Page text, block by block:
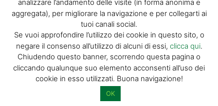
© GIORGIO TESI EDITRICE S.R.L. | P.IVA
01732650476 | VIA DI BADIA 14 – 51100 LOC.
BOTTEGONE (PISTOIA) |POWERED BY
ALLYMIND
Cookie Policy
Condizioni
di vendita|Site Map
analizzare l’andamento delle visite (in forma anonima e
aggregata), per migliorare la navigazione e per collegarti ai
tuoi canali social.
Se vuoi approfondire l’utilizzo dei cookie in questo sito, o
negare il consenso all’utilizzo di alcuni di essi, clicca qui.
Chiudendo questo banner, scorrendo questa pagina o
cliccando qualunque suo elemento acconsenti all’uso dei
cookie in esso utilizzati. Buona navigazione!
OK